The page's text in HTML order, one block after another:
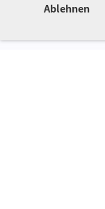
Ablehnen